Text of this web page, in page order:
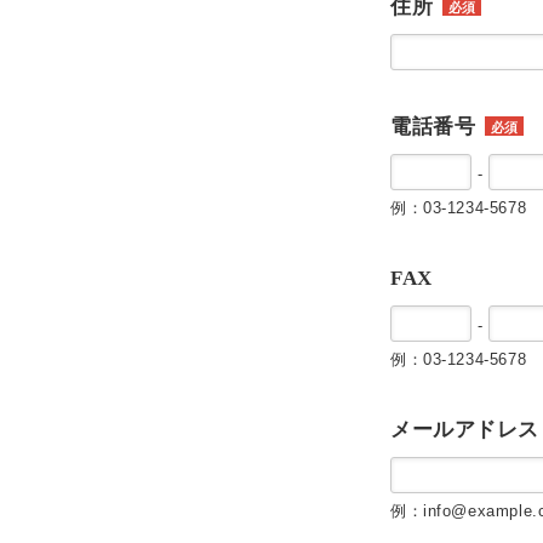
住所 必須
電話番号 必須
-
例：03-1234-5678
FAX
-
例：03-1234-5678
メールアドレス
例：